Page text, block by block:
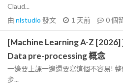
Claud...
由 nlstudio 發文 1 天前 0個
[Machine Learning A-Z [2026]
Data pre-processing 概念
一邊要上課一邊還要寫這個不容易!
步...